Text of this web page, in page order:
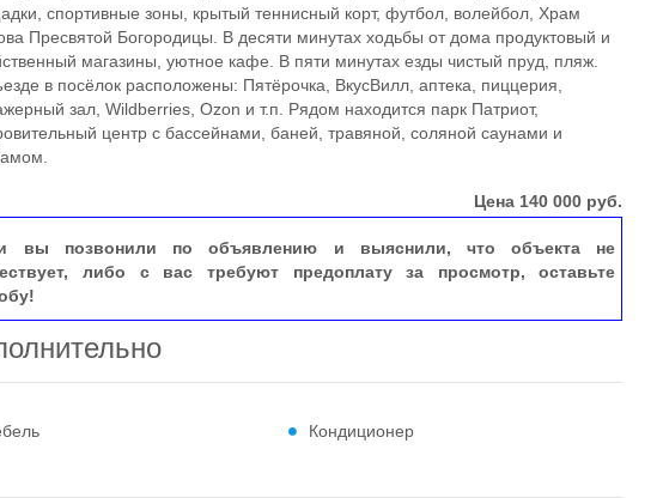
спортивные зоны, крытый теннисный корт, футбол, волейбол, Храм
Пресвятой Богородицы. В десяти минутах ходьбы от дома продуктовый и
магазины, уютное кафе. В пяти минутах езды чистый пруд, пляж.
в посёлок расположены: Пятёрочка, ВкусВилл, аптека, пиццерия,
зал, Wildberries, Оzоn и т.п. Рядом находится парк Патриот,
центр с бассейнами, баней, травяной, соляной саунами и
Цена 140 000 руб.
вы позвонили по объявлению и выяснили, что объекта не
либо с вас требуют предоплату за просмотр, оставьте
Кондиционер